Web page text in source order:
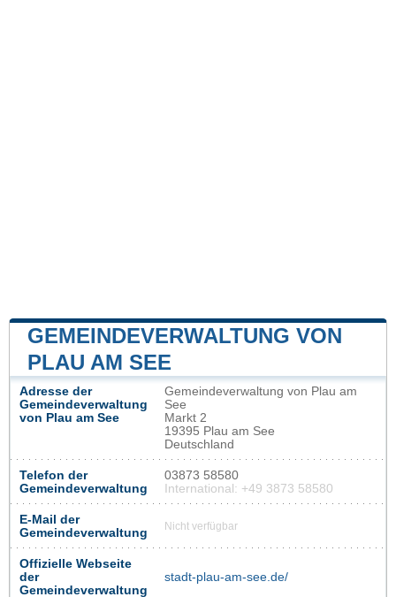
GEMEINDEVERWALTUNG VON
PLAU AM SEE
Adresse der
Gemeindeverwaltung
von Plau am See
Gemeindeverwaltung von Plau am
See
Markt 2
19395 Plau am See
Deutschland
Telefon der
Gemeindeverwaltung
03873 58580
International: +49 3873 58580
E-Mail der
Gemeindeverwaltung
Nicht verfügbar
Offizielle Webseite
der
Gemeindeverwaltung
stadt-plau-am-see.de/